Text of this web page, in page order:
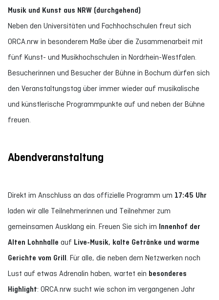
Musik und Kunst aus NRW (durchgehend)
Neben den Universitäten und Fachhochschulen freut sich
ORCA.nrw in besonderem Maße über die Zusammenarbeit mit
fünf Kunst- und Musikhochschulen in Nordrhein-Westfalen.
Besucherinnen und Besucher der Bühne in Bochum dürfen sich
den Veranstaltungstag über immer wieder auf musikalische
und künstlerische Programmpunkte auf und neben der Bühne
freuen.
Abendveranstaltung
Direkt im Anschluss an das offizielle Programm um 17:45 Uhr
laden wir alle Teilnehmerinnen und Teilnehmer zum
gemeinsamen Ausklang ein. Freuen Sie sich im Innenhof der
Alten Lohnhalle auf Live-Musik, kalte Getränke und warme
Gerichte vom Grill
. Für alle, die neben dem Netzwerken noch
Lust auf etwas Adrenalin haben, wartet ein besonderes
Highlight: ORCA.nrw sucht wie schon im vergangenen Jahr